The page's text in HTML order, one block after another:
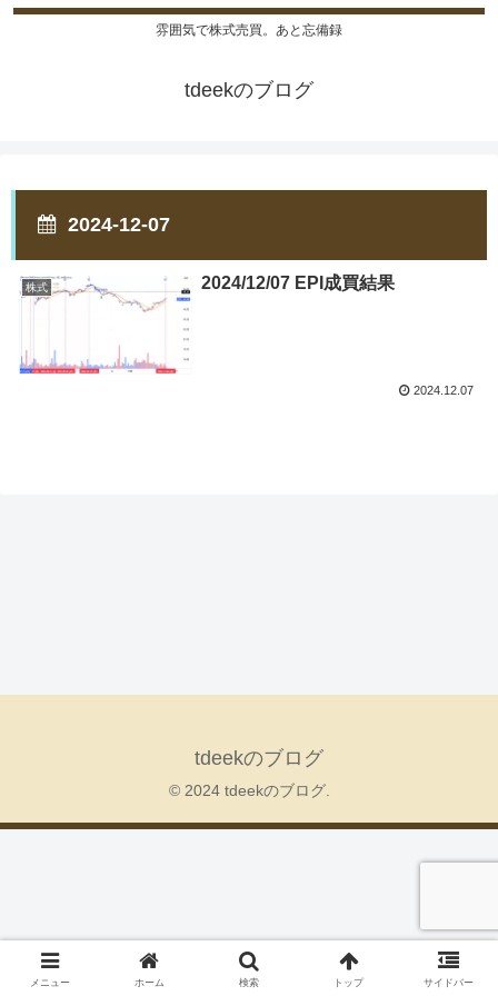
雰囲気で株式売買。あと忘備録
tdeekのブログ
2024-12-07
株式 2024/12/07 EPI成買結果
2024.12.07
tdeekのブログ
© 2024 tdeekのブログ.
メニュー ホーム 検索 トップ サイドバー